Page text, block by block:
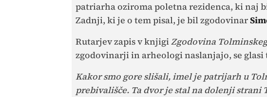
patriarha oziroma poletna rezidenca, ki naj
Zadnji, ki je o tem pisal, je bil zgodovinar
Rutarjev zapis v knjigiZgodovina
zgodovinarji in arheologi naslanjajo, se glasi
Kakor smo gore slišali, imel je patrijarh u
prebivališče. Ta dvor je stal na dolenji strani